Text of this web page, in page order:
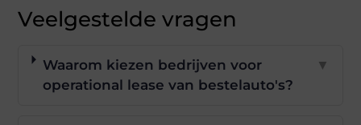
Veelgestelde vragen
Waarom kiezen bedrijven voor
operational lease van bestelauto's?
▼